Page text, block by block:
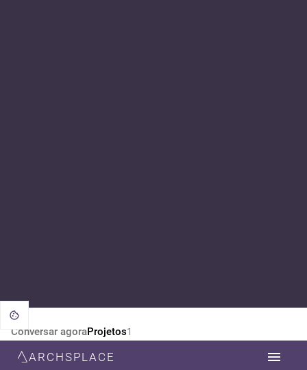
ARCHSPLACE
Conversar agoraProjetos1
CATEGORIA